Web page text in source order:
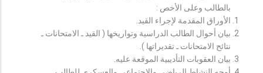
بالطالب وعلى الأخص :
الأوراق المقدمة لإجراء القيد.
بيان أحوال الطالب الدراسية وتواريخها ( القيد ـ الامتحانات ـ
نتائح الامتحانات ـ تقديراتها ).
بيان العقوبات التأديبية الموقعة عليه.